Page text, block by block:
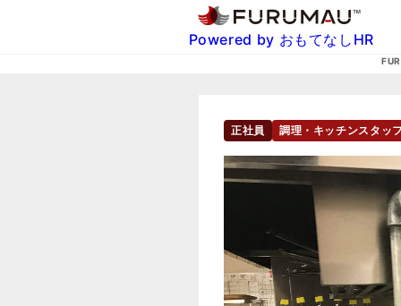
Powered by おもてなしHR
正社員 調理・キッチンスタッ